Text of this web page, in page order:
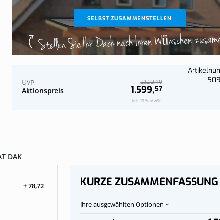
Komplettes Dach an der Wand
SELBST ZUSAMMENSTELLEN
Stellen Sie Ihr Dach nach Ihren Wünschen
Aktionspreis 1.599,57
UVP 2.120,10
Inkl. 19 % MwSt.
DAK
+ 78,72 KURZE ZUSAMMENFASSUNG
Ihre ausgewählten Optionen
Polycarbonat-
Auf